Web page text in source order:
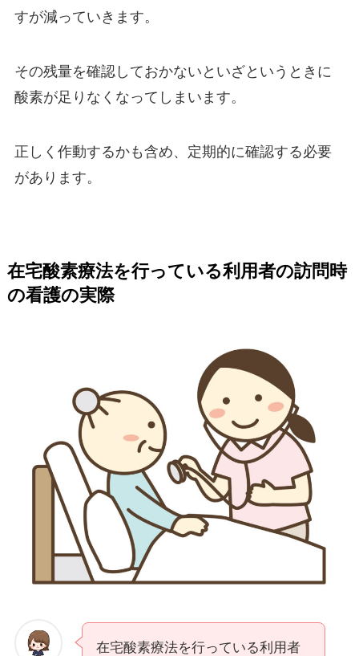
すが減っていきます。
その残量を確認しておかないといざというときに
酸素が足りなくなってしまいます。
正しく作動するかも含め、定期的に確認する必要
があります。
在宅酸素療法を行っている利用者の訪問時
の看護の実際
在宅酸素療法を行っている利用者